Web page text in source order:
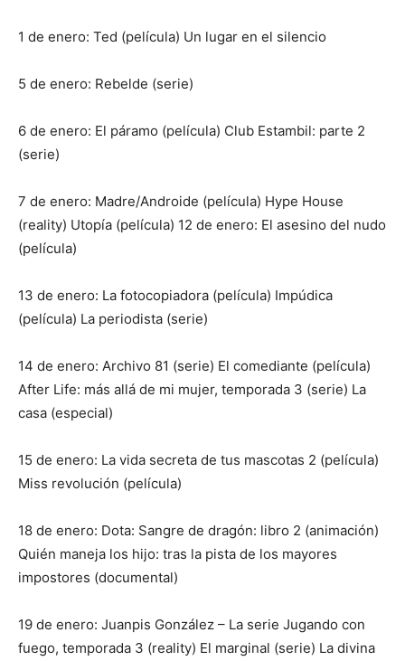
1 de enero: Ted (película) Un lugar en el silencio
5 de enero: Rebelde (serie)
6 de enero: El páramo (película) Club Estambil: parte 2
(serie)
7 de enero: Madre/Androide (película) Hype House
(reality) Utopía (película) 12 de enero: El asesino del nudo
(película)
13 de enero: La fotocopiadora (película) Impúdica
(película) La periodista (serie)
14 de enero: Archivo 81 (serie) El comediante (película)
After Life: más allá de mi mujer, temporada 3 (serie) La
casa (especial)
15 de enero: La vida secreta de tus mascotas 2 (película)
Miss revolución (película)
18 de enero: Dota: Sangre de dragón: libro 2 (animación)
Quién maneja los hijo: tras la pista de los mayores
impostores (documental)
19 de enero: Juanpis González – La serie Jugando con
fuego, temporada 3 (reality) El marginal (serie) La divina